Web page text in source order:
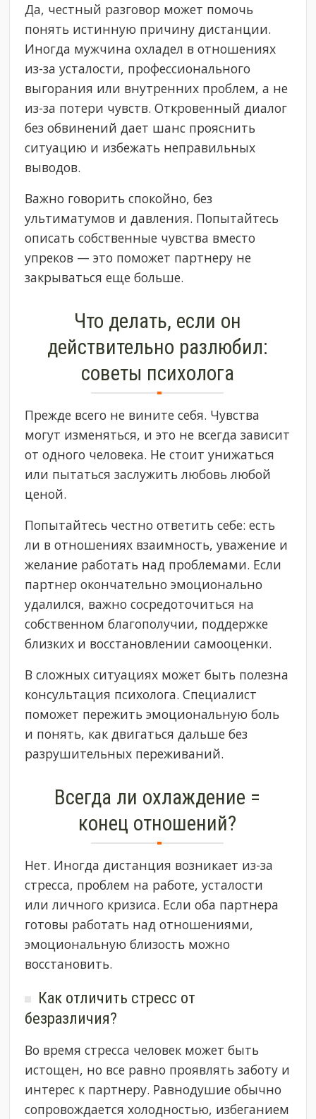
Да, честный разговор может помочь
понять истинную причину дистанции.
Иногда мужчина охладел в отношениях
из-за усталости, профессионального
выгорания или внутренних проблем, а не
из-за потери чувств. Откровенный диалог
без обвинений дает шанс прояснить
ситуацию и избежать неправильных
выводов.
Важно говорить спокойно, без
ультиматумов и давления. Попытайтесь
описать собственные чувства вместо
упреков — это поможет партнеру не
закрываться еще больше.
Что делать, если он
действительно разлюбил:
советы психолога
Прежде всего не вините себя. Чувства
могут изменяться, и это не всегда зависит
от одного человека. Не стоит унижаться
или пытаться заслужить любовь любой
ценой.
Попытайтесь честно ответить себе: есть
ли в отношениях взаимность, уважение и
желание работать над проблемами. Если
партнер окончательно эмоционально
удалился, важно сосредоточиться на
собственном благополучии, поддержке
близких и восстановлении самооценки.
В сложных ситуациях может быть полезна
консультация психолога. Специалист
поможет пережить эмоциональную боль
и понять, как двигаться дальше без
разрушительных переживаний.
Всегда ли охлаждение =
конец отношений?
Нет. Иногда дистанция возникает из-за
стресса, проблем на работе, усталости
или личного кризиса. Если оба партнера
готовы работать над отношениями,
эмоциональную близость можно
восстановить.
Как отличить стресс от
безразличия?
Во время стресса человек может быть
истощен, но все равно проявлять заботу и
интерес к партнеру. Равнодушие обычно
сопровождается холодностью, избеганием